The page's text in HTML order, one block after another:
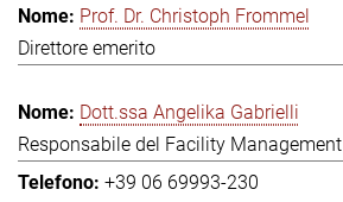
Prof. Dr. Christoph Frommel
Direttore emerito
Dott.ssa Angelika Gabrielli
Responsabile del Facility Management
+39 06 69993-230